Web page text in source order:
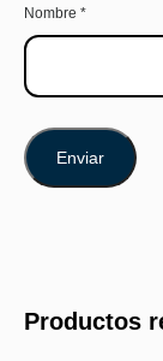
Nombre *
Productos